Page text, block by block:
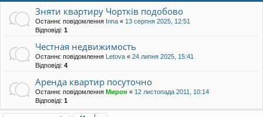
Зняти квартиру Чортків подобово
Останнє повідомлення Inna « 13 серпня 2025, 12:51
Відповіді: 1
Честная недвижимость
Останнє повідомлення Letova « 24 липня 2025, 15:41
Відповіді: 4
Аренда квартир посуточно
Останнє повідомлення Мирон « 12 листопада 2011, 10:14
Відповіді: 1